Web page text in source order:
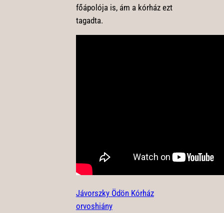
főápolója is, ám a kórház ezt
tagadta.
Jávorszky Ödön Kórház
orvoshiány